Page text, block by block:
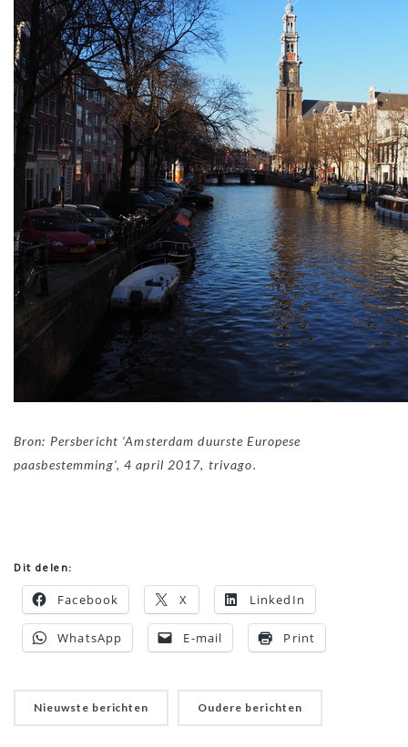
Bron: Persbericht ‘Amsterdam duurste Europese
paasbestemming’, 4 april 2017, trivago.
Dit delen:
Facebook X LinkedIn
WhatsApp E-mail Print
Nieuwste berichten Oudere berichten